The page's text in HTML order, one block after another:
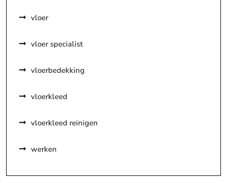
vloer
vloer specialist
vloerbedekking
vloerkleed
vloerkleed reinigen
werken